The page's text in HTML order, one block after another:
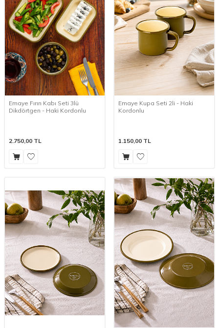
Emaye Fırın Kabı Seti 3lü
Dikdörtgen - Haki Kordonlu
2.750,00 TL
Emaye Kupa Seti 2li - Haki
Kordonlu
1.150,00 TL